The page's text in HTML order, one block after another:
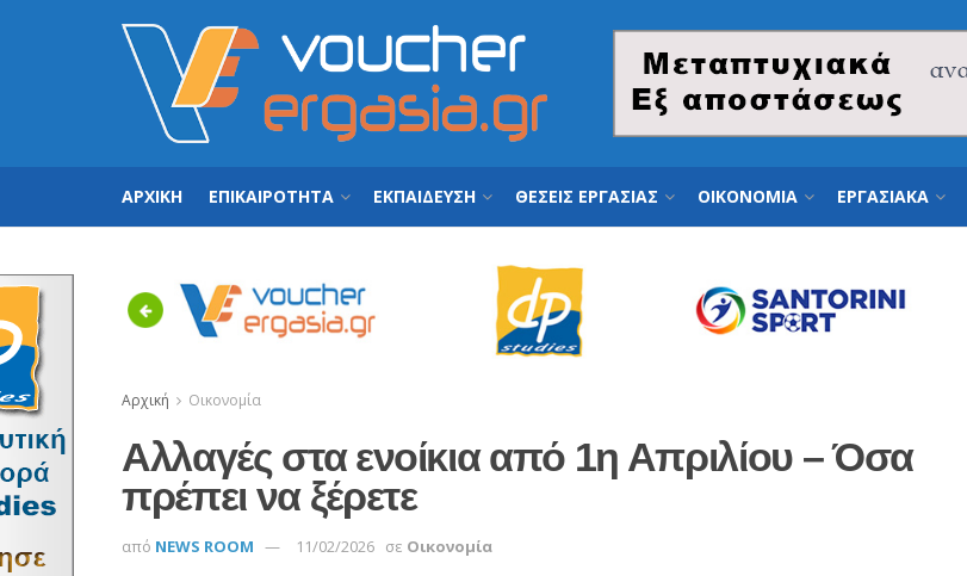
ΑΡΧΙΚΗ ΕΠΙΚΑΙΡΟΤΗΤΑ ΕΚΠΑΙΔΕΥΣΗ ΘΕΣΕΙΣ ΕΡΓΑΣΙΑΣ ΟΙΚΟΝΟΜΙΑ ΕΡΓΑΣΙΑΚΑ
Previous
Αρχική Οικονομία
Αλλαγές στα ενοίκια από 1η Απριλίου – Όσα
πρέπει να ξέρετε
από NEWS ROOM 11/02/2026 σε Οικονομία